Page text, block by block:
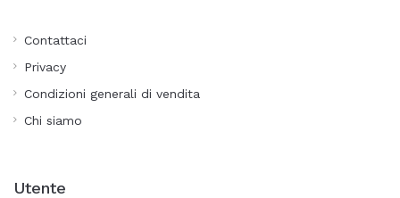
Contattaci
Privacy
Condizioni generali di vendita
Chi siamo
Utente